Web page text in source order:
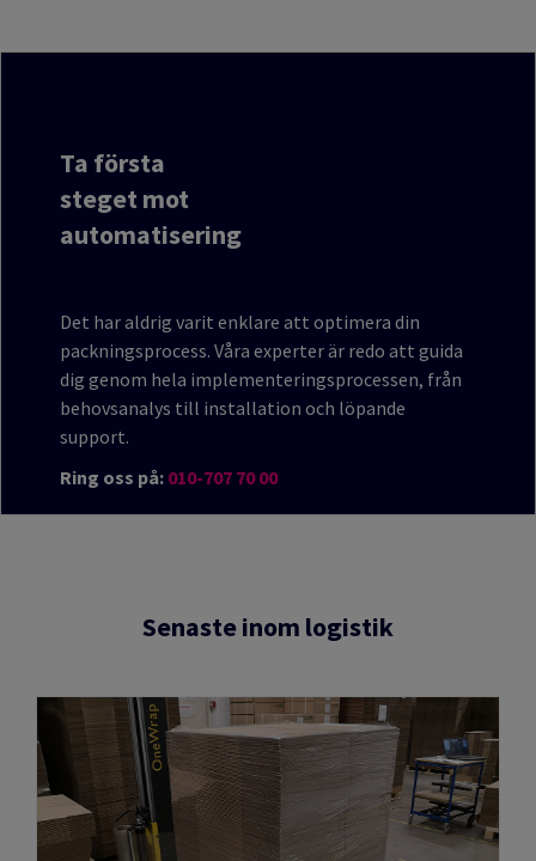
Ta första
steget mot
automatisering
Det har aldrig varit enklare att optimera din
packningsprocess. Våra experter är redo att guida
dig genom hela implementeringsprocessen, från
behovsanalys till installation och löpande
support.
Ring oss på: 010-707 70 00
Senaste inom logistik